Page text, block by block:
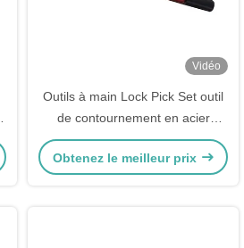
Vidéo
Outils à main Lock Pick Set outil
de contournement en acier
inoxydable porte en verre
verrouillage au sol déverrouillage
Obtenez le meilleur prix